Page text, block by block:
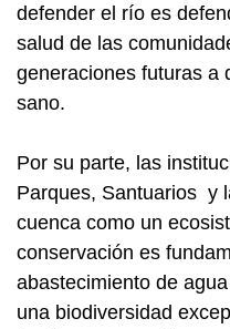
defender el río es
salud de las
generaciones futuras a
sano.
Por su parte, las
Parques, Santuarios y
cuenca como un
conservación es
abastecimiento de
una biodiversidad